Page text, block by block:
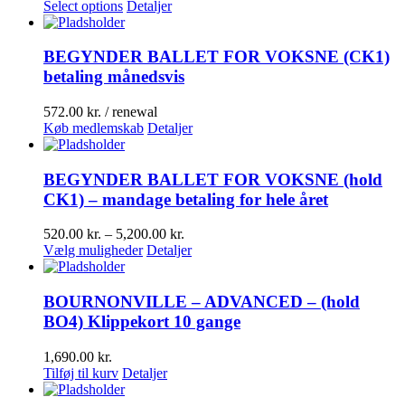
Select options Detaljer
BEGYNDER BALLET FOR VOKSNE (CK1)
betaling månedsvis
572.00 kr. / renewal
Køb medlemskab Detaljer
BEGYNDER BALLET FOR VOKSNE (hold
CK1) – mandage betaling for hele året
520.00 kr. – 5,200.00 kr.
520.00 kr.
Vælg muligheder Dette
flere
varianter.
Mulighederne
på
Detaljer
BOURNONVILLE – ADVANCED – (hold
BO4) Klippekort 10 gange
1,690.00 kr.
Tilføj til kurv Detaljer